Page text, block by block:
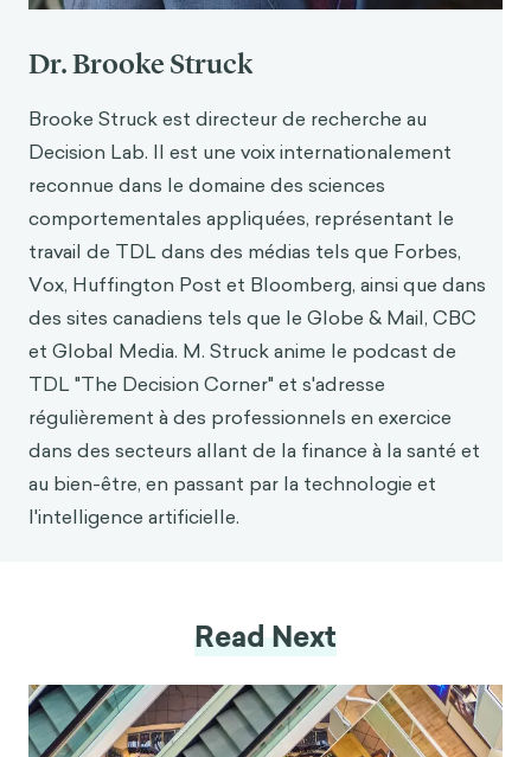
ew. https://hbr.org/1985/09/scenarios-
uncharted-waters-ah
Dr. Brooke Struck
Brooke Struck est directeur de recherche au
Decision Lab. Il est une voix internationalement
reconnue dans le domaine des sciences
comportementales appliquées, représentant le
travail de TDL dans des médias tels que Forbes,
Vox, Huffington Post et Bloomberg, ainsi que dans
des sites canadiens tels que le Globe & Mail, CBC
et Global Media. M. Struck anime le podcast de
TDL "The Decision Corner" et s'adresse
régulièrement à des professionnels en exercice
dans des secteurs allant de la finance à la santé et
au bien-être, en passant par la technologie et
l'intelligence artificielle.
Read Next